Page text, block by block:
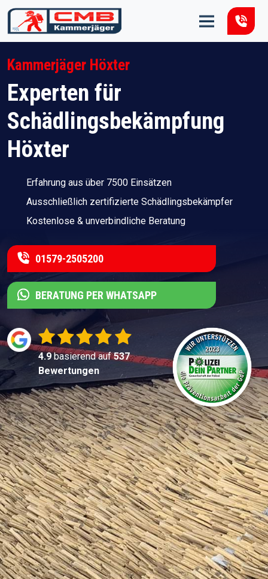
Zum Inhalt springen
Kammerjäger Höxter
Experten für
Schädlingsbekämpfung
Höxter
Erfahrung aus über 7500 Einsätzen
Ausschließlich zertifizierte Schädlingsbekämpfer
Kostenlose & unverbindliche Beratung
01579-2505200
BERATUNG PER WHATSAPP
4.9basierend auf537
Bewertungen